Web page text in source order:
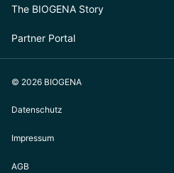
The BIOGENA Story
Partner Portal
© 2026 BIOGENA
Datenschutz
Impressum
AGB